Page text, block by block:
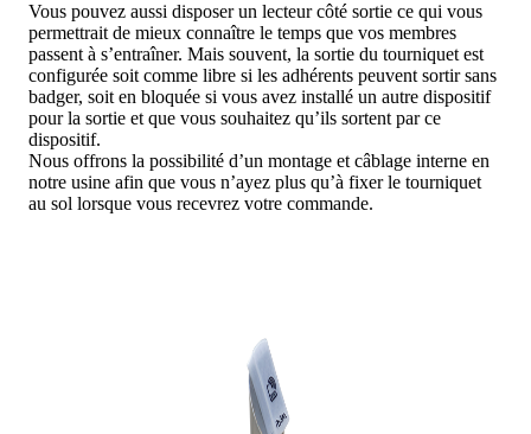
Vous pouvez aussi disposer un lecteur côté sortie ce qui vous
permettrait de mieux connaître le temps que vos membres
passent à s’entraîner. Mais souvent, la sortie du tourniquet est
configurée soit comme libre si les adhérents peuvent sortir sans
badger, soit en bloquée si vous avez installé un autre dispositif
pour la sortie et que vous souhaitez qu’ils sortent par ce
dispositif.
Nous offrons la possibilité d’un montage et câblage interne en
notre usine afin que vous n’ayez plus qu’à fixer le tourniquet
au sol lorsque vous recevrez votre commande.